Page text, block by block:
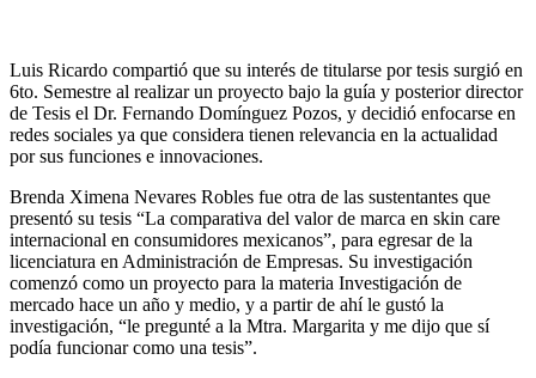
Luis Ricardo compartió que su interés de titularse por tesis surgió en
6to. Semestre al realizar un proyecto bajo la guía y posterior director
de Tesis el Dr. Fernando Domínguez Pozos, y decidió enfocarse en
redes sociales ya que considera tienen relevancia en la actualidad
por sus funciones e innovaciones.
Brenda Ximena Nevares Robles fue otra de las sustentantes que
presentó su tesis “La comparativa del valor de marca en skin care
internacional en consumidores mexicanos”, para egresar de la
licenciatura en Administración de Empresas. Su investigación
comenzó como un proyecto para la materia Investigación de
mercado hace un año y medio, y a partir de ahí le gustó la
investigación, “le pregunté a la Mtra. Margarita y me dijo que sí
podía funcionar como una tesis”.